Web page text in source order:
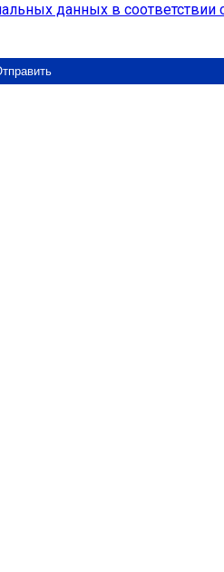
данных в соответствии